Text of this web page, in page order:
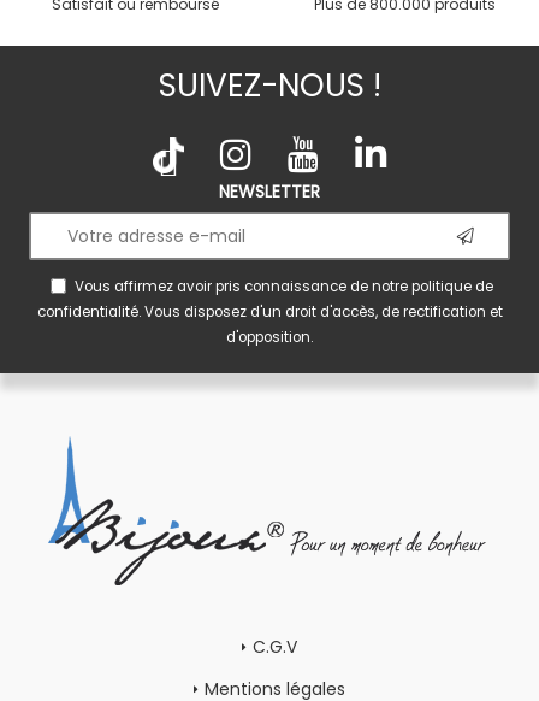
Satisfait ou remboursé Plus de 800.000 produits
SUIVEZ-NOUS !
NEWSLETTER
Vous affirmez avoir pris connaissance de notrepolitique de
confidentialité. Vous disposez d'un droit d'accès, de rectification et
d'opposition.
C.G.V
Mentions légales